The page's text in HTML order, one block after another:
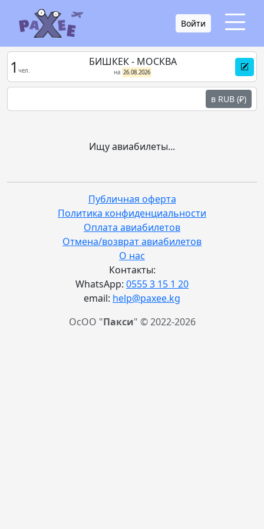
Войти
1 чел.
БИШКЕК - МОСКВА
на 26.08.2026
в RUB (₽)
Ищу авиабилеты...
Публичная оферта
Политика конфиденциальности
Оплата авиабилетов
Отмена/возврат авиабилетов
О нас
Контакты:
WhatsApp: 0555 3 15 1 20
email: help@paxee.kg
ОсОО "Пакси" © 2022-2026